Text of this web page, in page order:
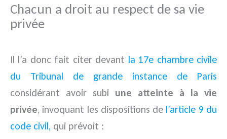
Chacun a droit au respect de sa vie
privée
Il l’a donc fait citer devant la 17e chambre civile
du Tribunal de grande instance de Paris
considérant avoir subi une atteinte à la vie
privée, invoquant les dispositions de l’article 9 du
code civil, qui prévoit :